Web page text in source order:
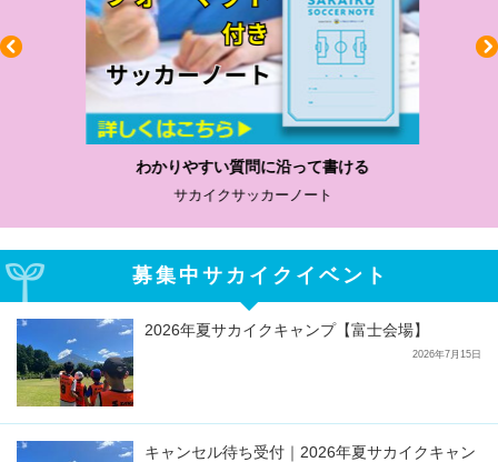
わかりやすい質問に沿って書ける
サカイクサッカーノート
募集中サカイクイベント
2026年夏サカイクキャンプ【富士会場】
2026年7月15日
キャンセル待ち受付｜2026年夏サカイクキャン